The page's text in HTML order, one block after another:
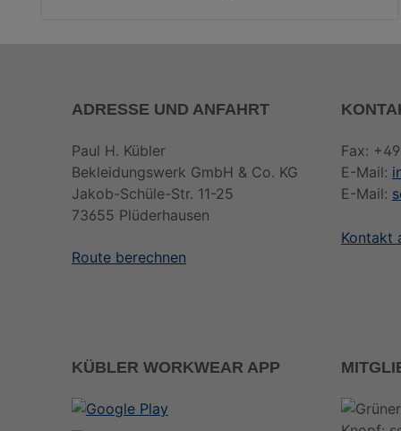
ADRESSE UND ANFAHRT
Paul H. Kübler
Bekleidungswerk GmbH & Co. KG
Jakob-Schüle-Str. 11-25
73655 Plüderhausen
Route berechnen
Fax:
E-Mail:
E-Mail:
Kontakt
KÜBLER WORKWEAR APP